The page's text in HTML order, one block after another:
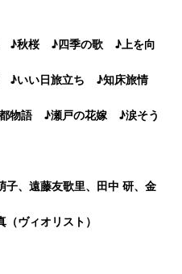
♪秋桜 ♪四季の歌 ♪上を向
♪いい日旅立ち ♪知床旅情
物語 ♪瀬戸の花嫁 ♪涙そう
、遠藤友歌里、田中 研、金
ヴィオリスト）